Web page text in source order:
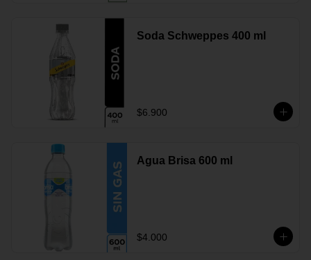
Soda Schweppes 400 ml
$6.900
Agua Brisa 600 ml
$4.000